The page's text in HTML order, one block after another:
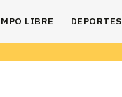
LIBRE DEPORTES